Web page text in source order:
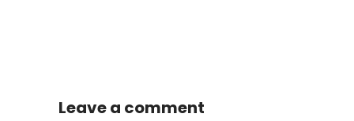
Leave a comment